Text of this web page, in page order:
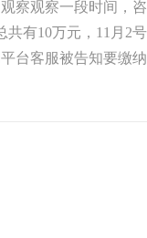
察观察一段时间，
有10万元，11月2
台客服被告知要缴